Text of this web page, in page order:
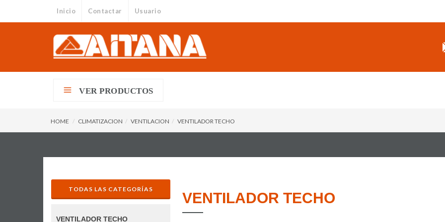
Inicio Contactar Usuario
VER PRODUCTOS
HOME CLIMATIZACION VENTILACION VENTILADOR TECHO
VENTILADOR TECHO
TODAS LAS CATEGORÍAS
VENTILADOR TECHO